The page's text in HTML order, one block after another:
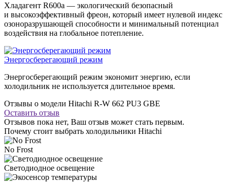
Хладагент R600a — экологический безопасный
и высокоэффективный фреон, который имеет нулевой индекс
озоноразрушающей способности и минимальный потенциал
воздействия на глобальное потепление.
Энергосберегающий режим
Энергосберегающий режим экономит энергию, если
холодильник не используется длительное время.
Отзывы о модели Hitachi R-W 662 PU3 GBE
Оставить отзыв
Отзывов пока нет, Ваш отзыв может стать первым.
Почему стоит выбрать холодильники Hitachi
No Frost
Светодиодное освещение